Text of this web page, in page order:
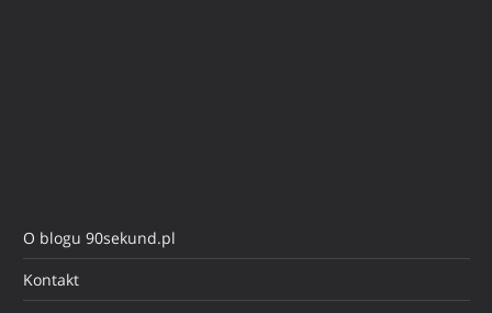
O blogu 90sekund.pl
Kontakt